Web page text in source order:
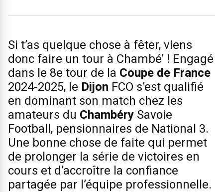
Si t’as quelque chose à fêter, viens
donc faire un tour à Chambé’ ! Engagé
dans le 8e tour de la Coupe de France
2024-2025, le Dijon FCO s’est qualifié
en dominant son match chez les
amateurs du Chambéry Savoie
Football, pensionnaires de National 3.
Une bonne chose de faite qui permet
de prolonger la série de victoires en
cours et d’accroître la confiance
partagée par l’équipe professionnelle.